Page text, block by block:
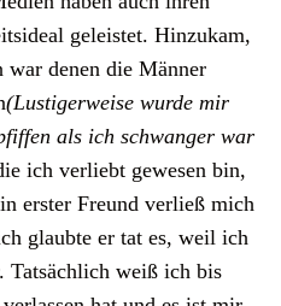
geleistet. Hinzukam,
war denen die Männer
(Lustigerweise wurde mir
als ich schwanger war
ich verliebt gewesen bin,
erster Freund verließ mich
glaubte er tat es, weil ich
Tatsächlich weiß ich bis